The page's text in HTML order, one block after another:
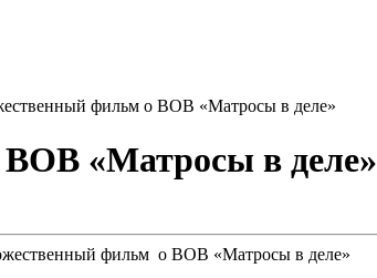
фильм о ВОВ «Матросы в деле»
«Матросы в деле»
фильм о ВОВ «Матросы в деле»